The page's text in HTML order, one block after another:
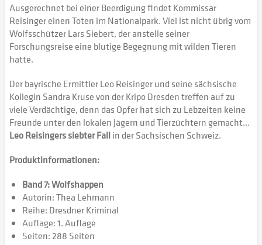
Ausgerechnet bei einer Beerdigung findet Kommissar
Reisinger einen Toten im Nationalpark. Viel ist nicht übrig vom
Wolfsschützer Lars Siebert, der anstelle seiner
Forschungsreise eine blutige Begegnung mit wilden Tieren
hatte.
Der bayrische Ermittler Leo Reisinger und seine sächsische
Kollegin Sandra Kruse von der Kripo Dresden treffen auf zu
viele Verdächtige, denn das Opfer hat sich zu Lebzeiten keine
Freunde unter den lokalen Jägern und Tierzüchtern gemacht…
Leo Reisingers siebter Fallin der Sächsischen Schweiz.
Produktinformationen:
Band 7: Wolfshappen
Autorin: Thea Lehmann
Reihe: Dresdner Kriminal
Auflage: 1. Auflage
Seiten: 288 Seiten